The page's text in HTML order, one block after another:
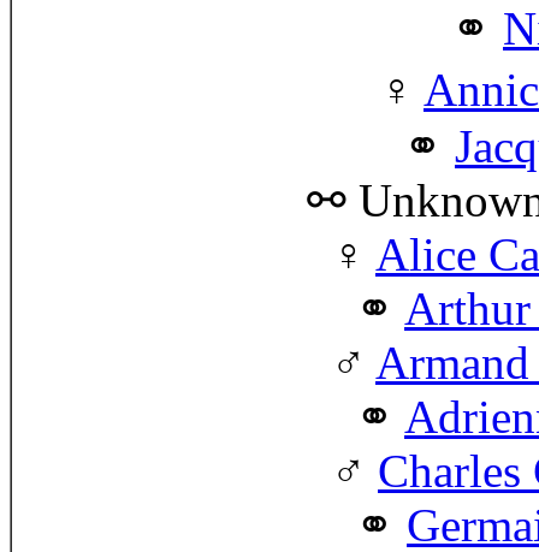
⚯
♀ Alice
Arthur
♂
♂ Charles